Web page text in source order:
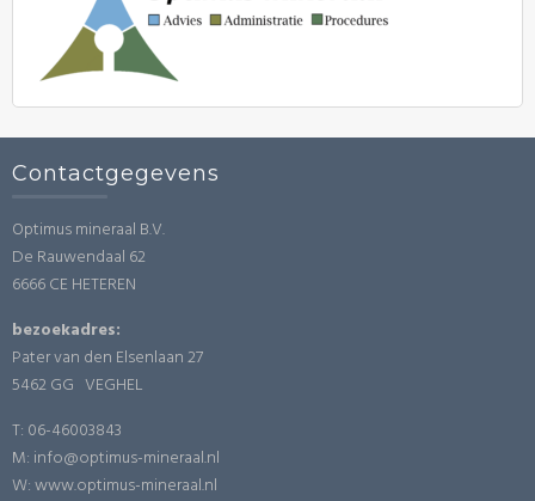
Contactgegevens
Optimus mineraal B.V.
De Rauwendaal 62
6666 CE HETEREN
bezoekadres:
Pater van den Elsenlaan 27
5462 GG VEGHEL
T: 06-46003843
M: info@optimus-mineraal.nl
W: www.optimus-mineraal.nl